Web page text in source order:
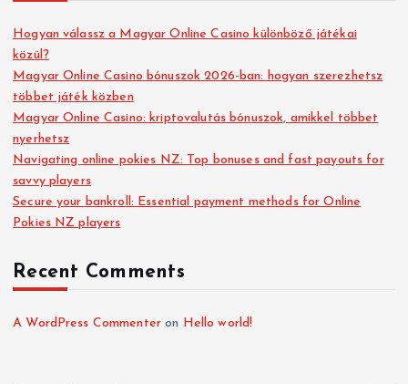
Hogyan válassz a Magyar Online Casino különböző játékai
közül?
Magyar Online Casino bónuszok 2026-ban: hogyan szerezhetsz
többet játék közben
Magyar Online Casino: kriptovalutás bónuszok, amikkel többet
nyerhetsz
Navigating online pokies NZ: Top bonuses and fast payouts for
savvy players
Secure your bankroll: Essential payment methods for Online
Pokies NZ players
Recent Comments
A WordPress Commenter on Hello world!